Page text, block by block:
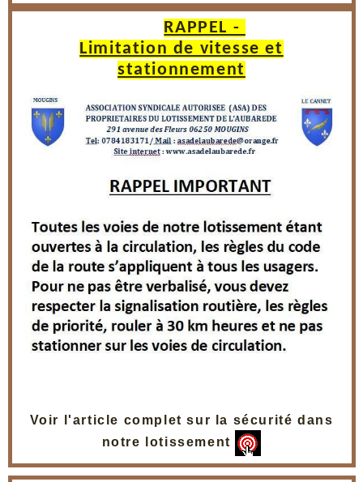
RAPPEL -
Limitation de vitesse et
stationnement
Voir l'article complet sur la sécurité dans
notre lotissement